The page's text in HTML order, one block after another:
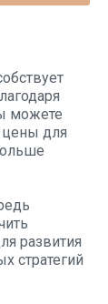
можете
цены для
развития
стратегий